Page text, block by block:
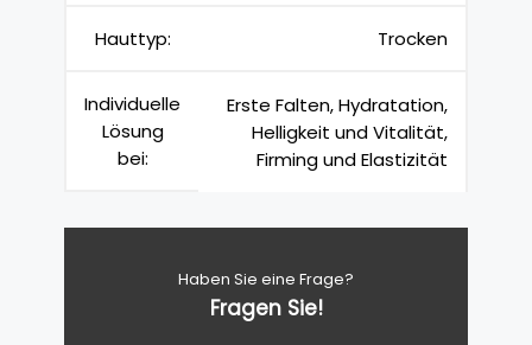
Hauttyp: Trocken
Individuelle
Lösung
bei:
Erste Falten, Hydratation,
Helligkeit und Vitalität,
Firming und Elastizität
Haben Sie eine Frage?
Fragen Sie!